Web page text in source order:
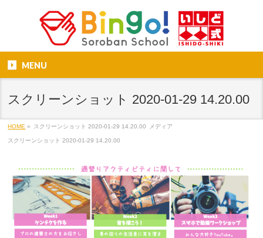
MENU
スクリーンショット 2020-01-29 14.20.00
HOME » スクリーンショット 2020-01-29 14.20.00 メディア
スクリーンショット 2020-01-29 14.20.00